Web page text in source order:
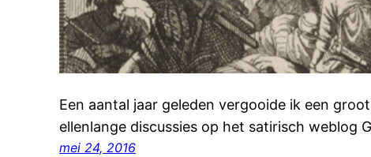
Een aantal jaar geleden vergooide ik een
ellenlange discussies op het satirisch weblog
mei 24, 2016